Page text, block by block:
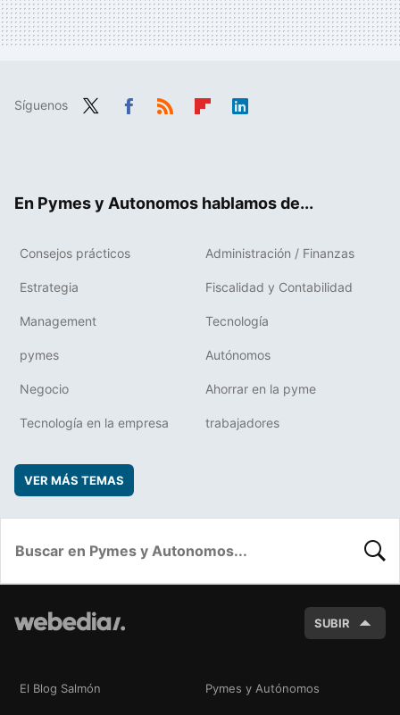
Síguenos
En Pymes y Autonomos hablamos de...
Consejos prácticos Administración / Finanzas
Estrategia Fiscalidad y Contabilidad
Management Tecnología
pymes Autónomos
Negocio Ahorrar en la pyme
Tecnología en la empresa trabajadores
VER MÁS TEMAS
SUBIR
El Blog Salmón Pymes y Autónomos